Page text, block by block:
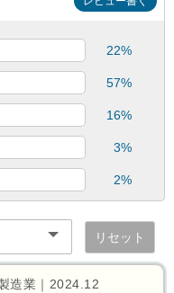
22%
57%
16%
3%
2%
リセット
造業｜2024.12